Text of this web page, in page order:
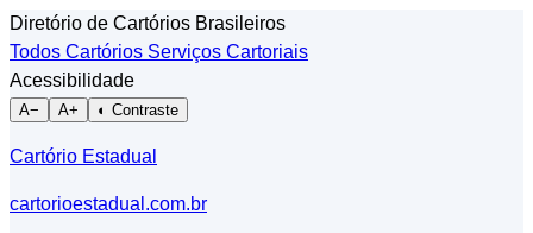
Diretório de Cartórios Brasileiros
Todos Cartórios Serviços Cartoriais
Acessibilidade
A− A+ ◐ Contraste
Cartório Estadual
cartorioestadual.com.br